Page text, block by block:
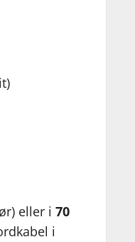
eller i70
i